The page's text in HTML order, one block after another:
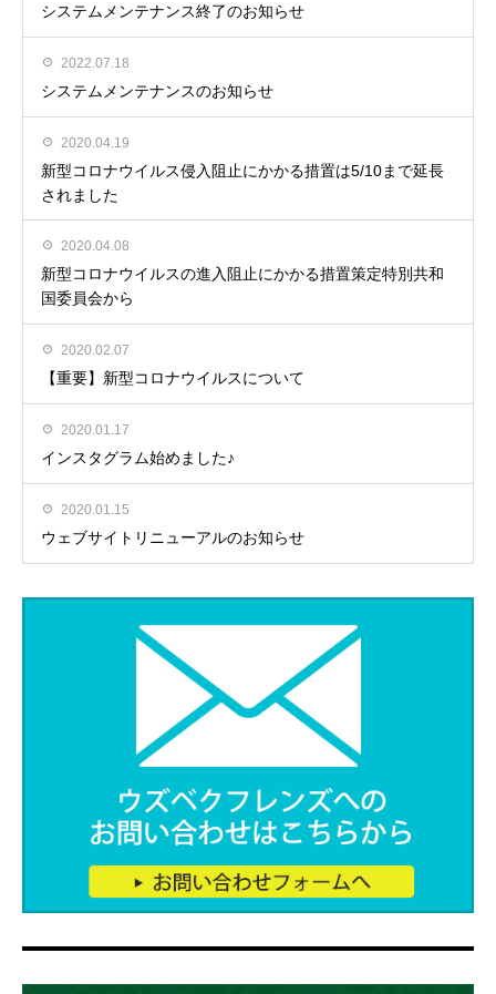
システムメンテナンス終了のお知らせ
2022.07.18
システムメンテナンスのお知らせ
2020.04.19
新型コロナウイルス侵入阻止にかかる措置は5/10まで延長
されました
2020.04.08
新型コロナウイルスの進入阻止にかかる措置策定特別共和
国委員会から
2020.02.07
【重要】新型コロナウイルスについて
2020.01.17
インスタグラム始めました♪
2020.01.15
ウェブサイトリニューアルのお知らせ